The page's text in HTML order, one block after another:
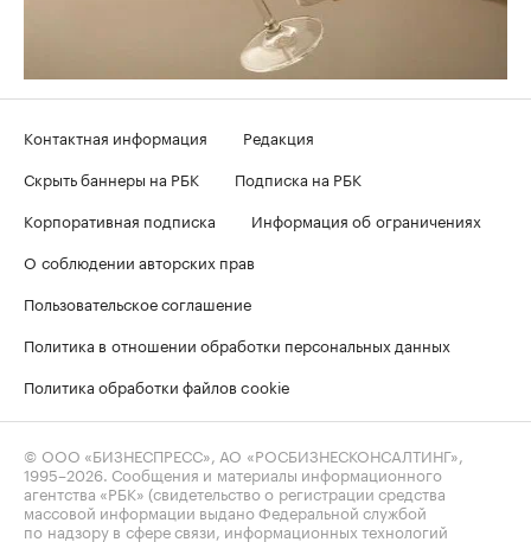
Контактная информация
Редакция
Скрыть баннеры на РБК
Подписка на РБК
Корпоративная подписка
Информация об ограничениях
О соблюдении авторских прав
Пользовательское соглашение
Политика в отношении обработки персональных данных
Политика обработки файлов cookie
© ООО «БИЗНЕСПРЕСС», АО «РОСБИЗНЕСКОНСАЛТИНГ»,
1995–2026 . Сообщения и материалы информационного
агентства «РБК» (свидетельство о регистрации средства
массовой информации выдано Федеральной службой
по надзору в сфере связи, информационных технологий